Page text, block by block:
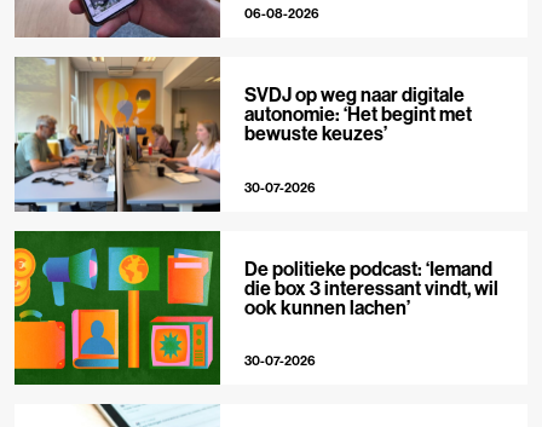
06-08-2026
SVDJ op weg naar digitale
autonomie: ‘Het begint met
bewuste keuzes’
30-07-2026
De politieke podcast: ‘Iemand
die box 3 interessant vindt, wil
ook kunnen lachen’
30-07-2026